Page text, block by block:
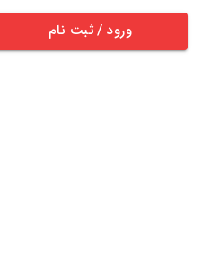
ورود / ثبت نام